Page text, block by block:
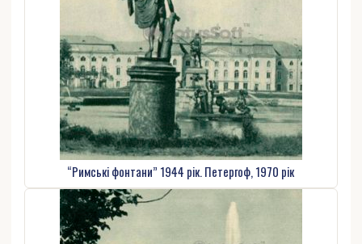
“Римські фонтани” 1944 рік. Петергоф, 1970 рік